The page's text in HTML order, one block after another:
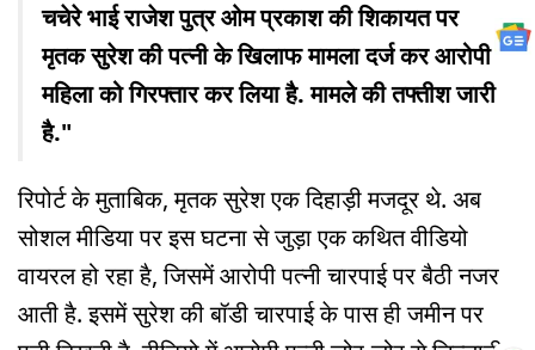
चचेरे भाई राजेश पुत्र ओम प्रकाश की शिकायत पर
मृतक सुरेश की पत्नी के खिलाफ मामला दर्ज कर आरोपी
महिला को गिरफ्तार कर लिया है. मामले की तफ्तीश जारी
है."
रिपोर्ट के मुताबिक, मृतक सुरेश एक दिहाड़ी मजदूर थे. अब
सोशल मीडिया पर इस घटना से जुड़ा एक कथित वीडियो
वायरल हो रहा है, जिसमें आरोपी पत्नी चारपाई पर बैठी नजर
आती है. इसमें सुरेश की बॉडी चारपाई के पास ही जमीन पर